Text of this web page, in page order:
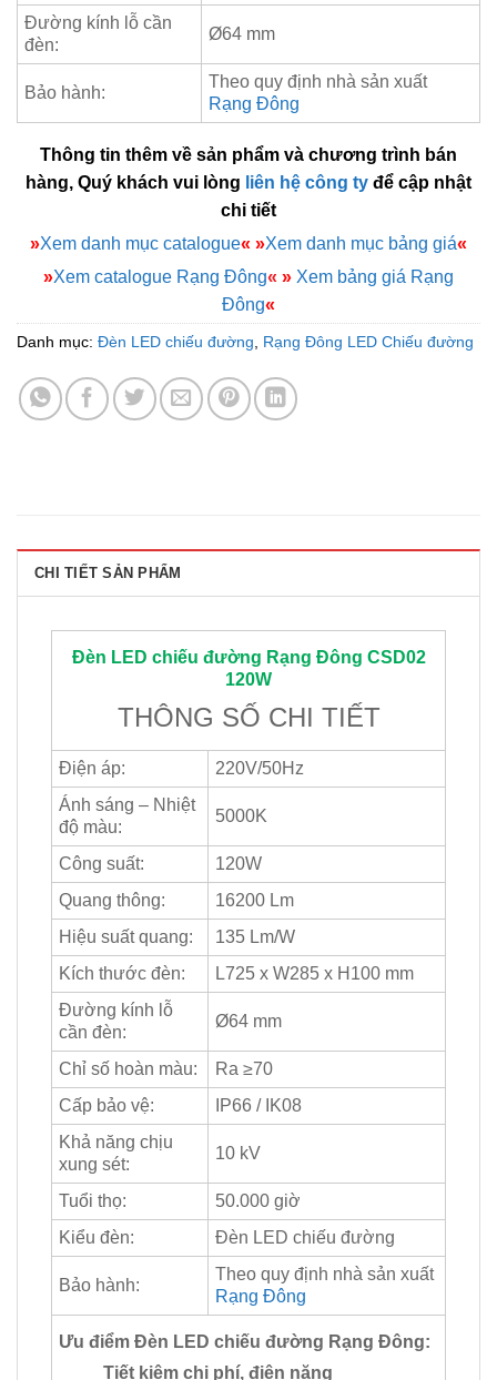
Đường kính lỗ cần
đèn:
Ø64 mm
Bảo hành:
Theo quy định nhà sản xuất
Rạng Đông
Thông tin thêm về sản phẩm và chương trình bán
hàng, Quý khách vui lòng liên hệ công ty để cập nhật
chi tiết
»Xem danh mục catalogue« »Xem danh mục bảng giá«
»Xem catalogue Rạng Đông« » Xem bảng giá Rạng
Đông«
Danh mục: Đèn LED chiếu đường, Rạng Đông LED Chiếu đường
CHI TIẾT SẢN PHẨM
Đèn LED chiếu đường Rạng Đông CSD02
120W
THÔNG SỐ CHI TIẾT
Điện áp:
220V/50Hz
Ánh sáng – Nhiệt
độ màu:
5000K
Công suất:
120W
Quang thông:
16200 Lm
Hiệu suất quang:
135 Lm/W
Kích thước đèn:
L725 x W285 x H100 mm
Đường kính lỗ
cần đèn:
Ø64 mm
Chỉ số hoàn màu:
Ra ≥70
Cấp bảo vệ:
IP66 / IK08
Khả năng chịu
xung sét:
10 kV
Tuổi thọ:
50.000 giờ
Kiểu đèn:
Đèn LED chiếu đường
Bảo hành:
Theo quy định nhà sản xuất
Rạng Đông
Ưu điểm Đèn LED chiếu đường Rạng Đông:
Tiết kiệm chi phí, điện năng